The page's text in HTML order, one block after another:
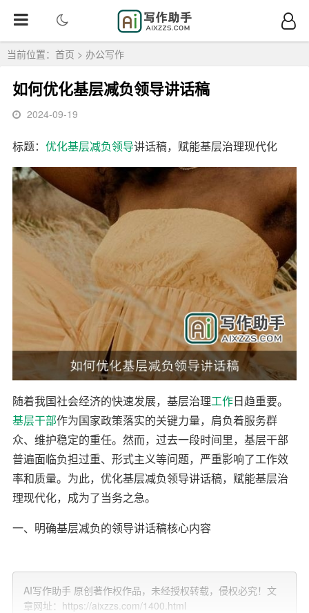
当前位置： 首页 > 办公写作
如何优化基层减负领导讲话稿
2024-09-19
标题： 优化基层减负领导讲话稿，赋能基层治理现代化
随着我国社会经济的快速发展，基层治理工作日趋重要。
基层干部作为国家政策落实的关键力量，肩负着服务群
众、维护稳定的重任。然而，过去一段时间里，基层干部
普遍面临负担过重、形式主义等问题，严重影响了工作效
率和质量。为此，优化基层减负领导讲话稿，赋能基层治
理现代化，成为了当务之急。
一、明确基层减负的领导讲话稿核心内容
要充分体现党的二十届三中全会等相关会议精神，明确基
层减负的重要性和紧迫性。
AI写作助手 原创著作权作品，未经授权转载，侵权必究！文
章网址：https://aixzzs.com/1400.html